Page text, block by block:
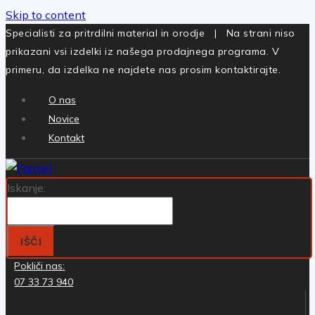
Skip to content
Specialisti za pritrdilni material in orodje | Na strani niso
prikazani vsi izdelki iz našega prodajnega programa. V
primeru, da izdelka ne najdete nas prosim kontaktirajte.
O nas
Novice
Kontakt
Iskanje:
IŠČI
Pokliči nas:
07 33 73 940